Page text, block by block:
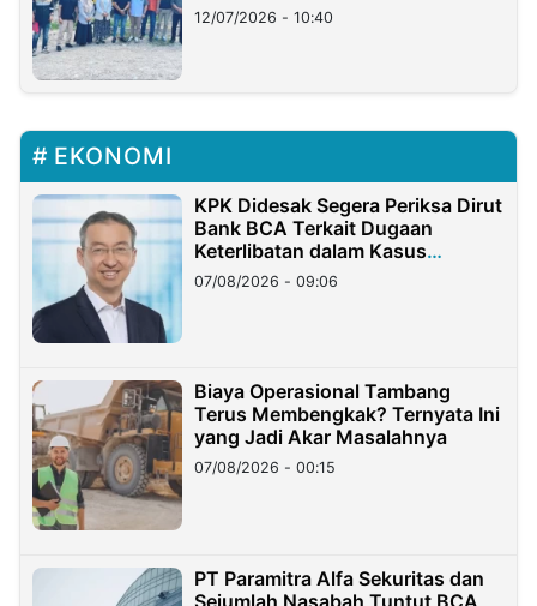
12/07/2026 - 10:40
EKONOMI
KPK Didesak Segera Periksa Dirut
Bank BCA Terkait Dugaan
Keterlibatan dalam Kasus
Hilangnya Dana Nasabah Rp2,58
Miliar
07/08/2026 - 09:06
Biaya Operasional Tambang
Terus Membengkak? Ternyata Ini
yang Jadi Akar Masalahnya
07/08/2026 - 00:15
PT Paramitra Alfa Sekuritas dan
Sejumlah Nasabah Tuntut BCA